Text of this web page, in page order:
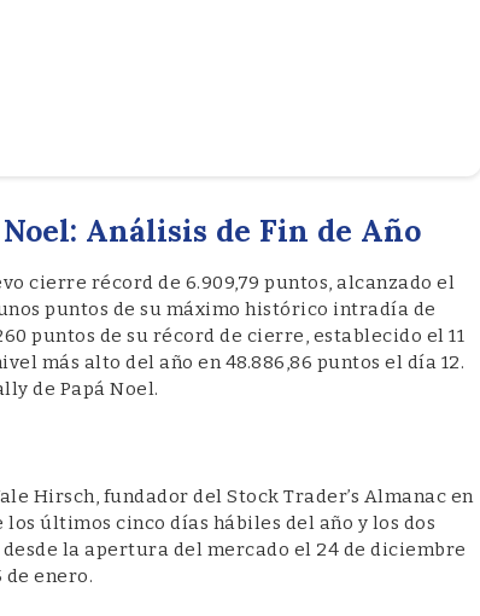
Análisis de Fin de Año
cierre récord de 6.909,79 puntos, alcanzado el
puntos de su máximo histórico intradía de
puntos de su récord de cierre, establecido el 11
más alto del año en 48.886,86 puntos el día 12.
de Papá Noel.
Hirsch, fundador del Stock Trader’s Almanac en
últimos cinco días hábiles del año y los dos
la apertura del mercado el 24 de diciembre
de enero.